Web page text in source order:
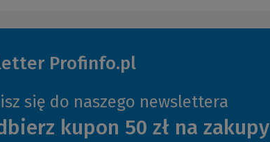
Profinfo.pl
się do naszego newslettera
kupon 50 zł na zakupy